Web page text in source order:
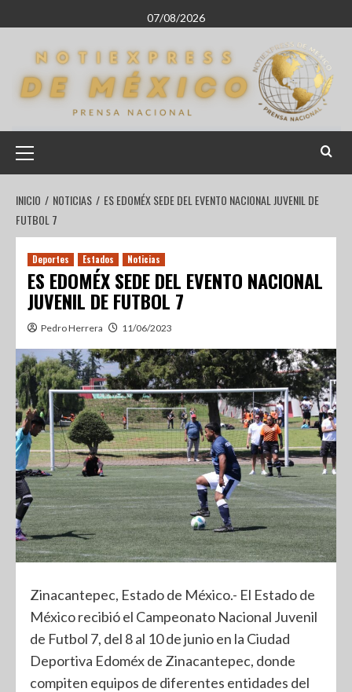
07/08/2026
INICIO NOTICIAS
ES EDOMÉX SEDE DEL EVENTO NACIONAL JUVENIL DE
FUTBOL 7
Deportes Estados Noticias
ES EDOMÉX SEDE DEL EVENTO NACIONAL
JUVENIL DE FUTBOL 7
Pedro Herrera 11/06/2023
Zinacantepec, Estado de México.- El Estado de
México recibió el Campeonato Nacional Juvenil
de Futbol 7, del 8 al 10 de junio en la Ciudad
Deportiva Edoméx de Zinacantepec, donde
compiten equipos de diferentes entidades del